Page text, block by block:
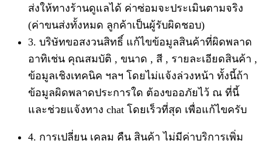
ส่งให้ทางร้านดูแลได้ ค่าซ่อมจะประเมินตามจริง
(ค่าขนส่งทั้งหมด ลูกค้าเป็นผู้รับผิดชอบ)
3. บริษัทขอสงวนสิทธิ์ แก้ไขข้อมูลสินค้าที่ผิดพลาด
อาทิเช่น คุณสมบัติ , ขนาด , สี , รายละเอียดสินค้า ,
ข้อมูลเชิงเทคนิค ฯลฯ โดยไม่แจ้งล่วงหน้า ทั้งนี้ถ้า
ข้อมูลผิดพลาดประการใด ต้องขออภัยไว้ ณ ที่นี้
และช่วยแจ้งทาง chat โดยเร็วที่สุด เพื่อแก้ไขครับ
4. การเปลี่ยน เคลม คืน สินค้า ไม่มีค่าบริการเพิ่ม